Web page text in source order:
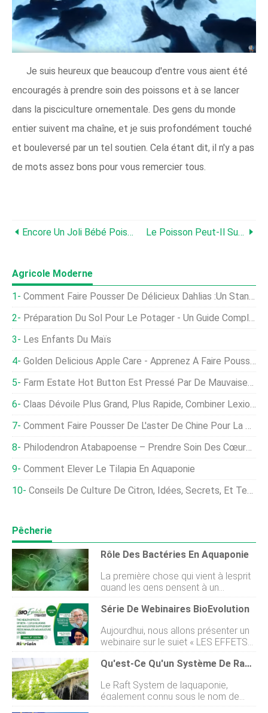
Je suis heureux que beaucoup d'entre vous aient été
encouragés à prendre soin des poissons et à se lancer
dans la pisciculture ornementale. Des gens du monde
entier suivent ma chaîne, et je suis profondément touché
et bouleversé par un tel soutien. Cela étant dit, il n'y a pas
de mots assez bons pour vous remercier tous.
Encore Un Joli Bébé Poisson ! Le Poisson Peut-Il Survivre Dans Un Petit Récipient ?
Agricole Moderne
Comment Faire Pousser De Délicieux Dahlias :un Standard De Fin D'été
Préparation Du Sol Pour Le Potager - Un Guide Complet
Les Enfants Du Maïs
Golden Delicious Apple Care - Apprenez À Faire Pousser Un Pommier Golden Delicious
Farm Estate Hot Button Est Pressé Par De Mauvaises Nouvelles
Claas Dévoile Plus Grand, Plus Rapide, Combiner Lexion Plus Fort
Comment Faire Pousser De L'aster De Chine Pour La Couleur Dans Le Jardin De Fin D'été
Philodendron Atabapoense – Prendre Soin Des Cœurs-Feuilles
Comment Élever Le Tilapia En Aquaponie
Conseils De Culture De Citron, Idées, Secrets, Et Technique
Pêcherie
Rôle Des Bactéries En Aquaponie
La première chose qui vient à lesprit
quand les gens pensent à un
système aquaponique sont les
poissons et les plantes, car nous
comme une combinaison délevage
de poissons et de plantes en
bactéries sont un élément tout aussi
important de votre système
aquaponique. Il est essentiel davoir
les trois composants; poisson, les
Série De Webinaires BioEvolution
Aujourdhui, nous allons présenter un
webinaire sur le sujet « LES EFFETS
DE LA BÊTA-1 SUR LA SANTÉ », 3/1,
6 ALIMENTS SUPPLÉMENTAIRES
LES PRINCIPALES ESPÈCES
AQUACULTURES. Lévénement aura
Qu'est-Ce Qu'un Système De Radeau D'aquaponie?
Le Raft System de laquaponie,
également connu sous le nom de
culture en eau profonde (DWC) ou